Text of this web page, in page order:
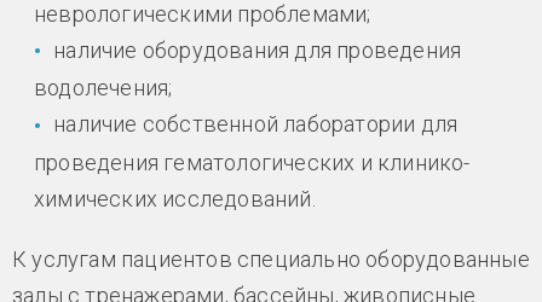
неврологическими проблемами;
наличие оборудования для проведения
водолечения;
наличие собственной лаборатории для
проведения гематологических и клинико-
химических исследований.
К услугам пациентов специально оборудованные
залы с тренажерами, бассейны, живописные